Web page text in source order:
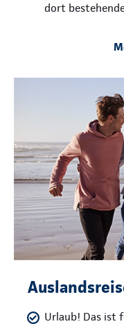
dort
Urlaub! Das ist